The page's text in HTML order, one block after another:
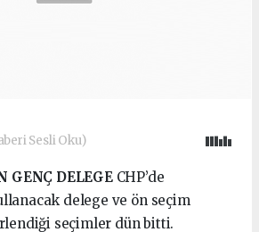
Sesli Oku)
GENÇ DELEGECHP’de
delege ve ön seçim
seçimler dün bitti.